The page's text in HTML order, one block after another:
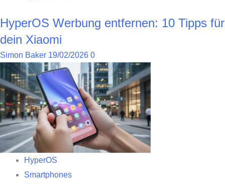
HyperOS Werbung entfernen: 10 Tipps für
dein Xiaomi
Simon Baker 19/02/2026 0
HyperOS
Smartphones